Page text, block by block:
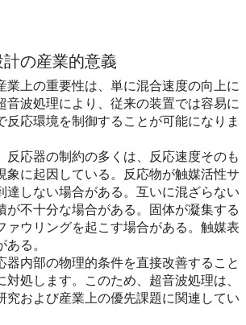
の産業的意義
業上の重要性は、単に混合速度の向上に
音波処理により、従来の装置では容易に
反応環境を制御することが可能になりま
反応器の制約の多くは、反応速度そのも
象に起因している。反応物が触媒活性サ
達しない場合がある。互いに混ざらない
が不十分な場合がある。固体が凝集する
ァウリングを起こす場合がある。触媒表
る。
器内部の物理的条件を直接改善すること
処します。このため、超音波処理は、
究および産業上の優先課題に関連してい